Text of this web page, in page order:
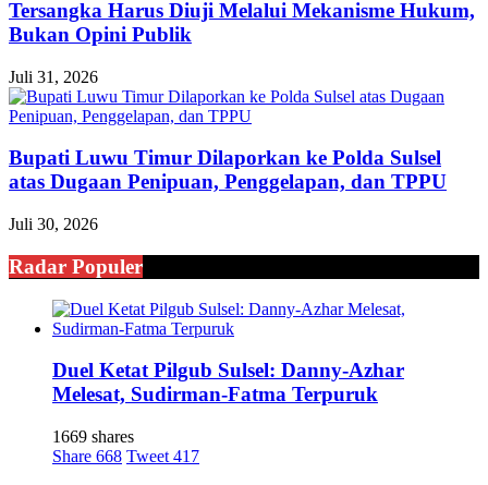
Tersangka Harus Diuji Melalui Mekanisme Hukum,
Bukan Opini Publik
Juli 31, 2026
Bupati Luwu Timur Dilaporkan ke Polda Sulsel
atas Dugaan Penipuan, Penggelapan, dan TPPU
Juli 30, 2026
Radar Populer
Duel Ketat Pilgub Sulsel: Danny-Azhar
Melesat, Sudirman-Fatma Terpuruk
1669 shares
Share 668 Tweet 417